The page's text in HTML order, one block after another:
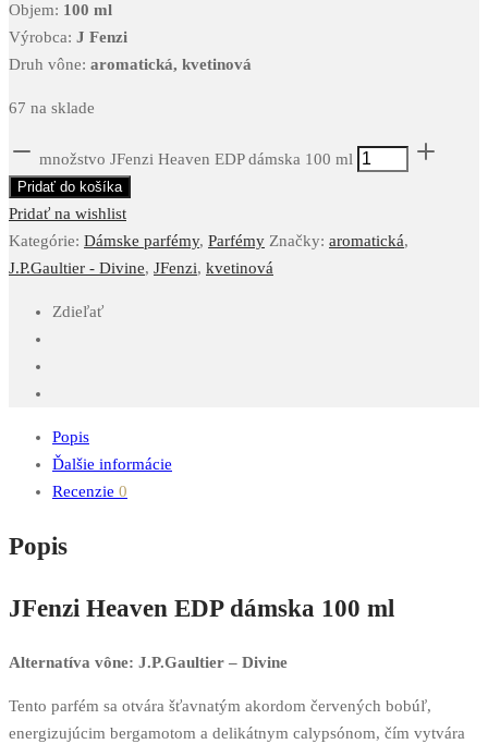
Objem: 100 ml
Výrobca: J Fenzi
Druh vône: aromatická, kvetinová
67 na sklade
množstvo JFenzi Heaven EDP dámska 100 ml
Pridať do košíka
Pridať na wishlist
Kategórie: Dámske parfémy, Parfémy Značky: aromatická,
J.P.Gaultier - Divine, JFenzi, kvetinová
Zdieľať
Popis
Ďalšie informácie
Recenzie 0
Popis
JFenzi Heaven EDP dámska 100 ml
Alternatíva vône: J.P.Gaultier – Divine
Tento parfém sa otvára šťavnatým akordom červených bobúľ,
energizujúcim bergamotom a delikátnym calypsónom, čím vytvára